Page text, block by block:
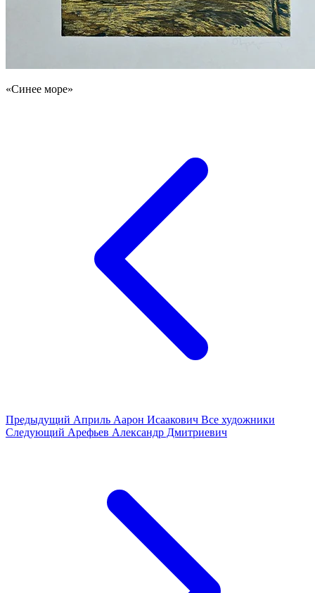
«Синее море»
Предыдущий Априль Аарон Исаакович Все художники
Следующий Арефьев Александр Дмитриевич